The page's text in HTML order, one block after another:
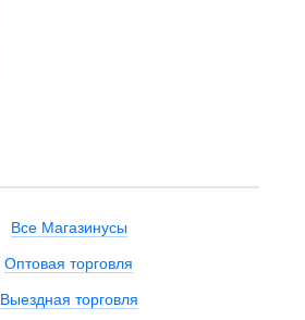
Все Магазинусы
Оптовая торговля
Выездная торговля